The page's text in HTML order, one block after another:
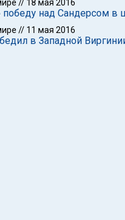
// 18 мая 2016
над Сандерсом в
// 11 мая 2016
в Западной